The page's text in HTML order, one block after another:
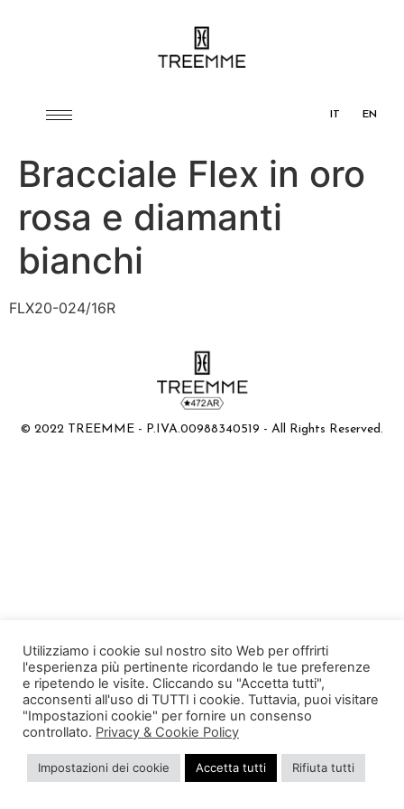
IT EN
Bracciale Flex in oro
rosa e diamanti
bianchi
FLX20-024/16R
© 2022 TREEMME - P.IVA.00988340519 - All Rights Reserved.
Utilizziamo i cookie sul nostro sito Web per offrirti
l'esperienza più pertinente ricordando le tue preferenze
e ripetendo le visite. Cliccando su "Accetta tutti",
acconsenti all'uso di TUTTI i cookie. Tuttavia, puoi visitare
"Impostazioni cookie" per fornire un consenso
controllato. Privacy & Cookie Policy
Impostazioni dei cookie Accetta tutti Rifiuta tutti